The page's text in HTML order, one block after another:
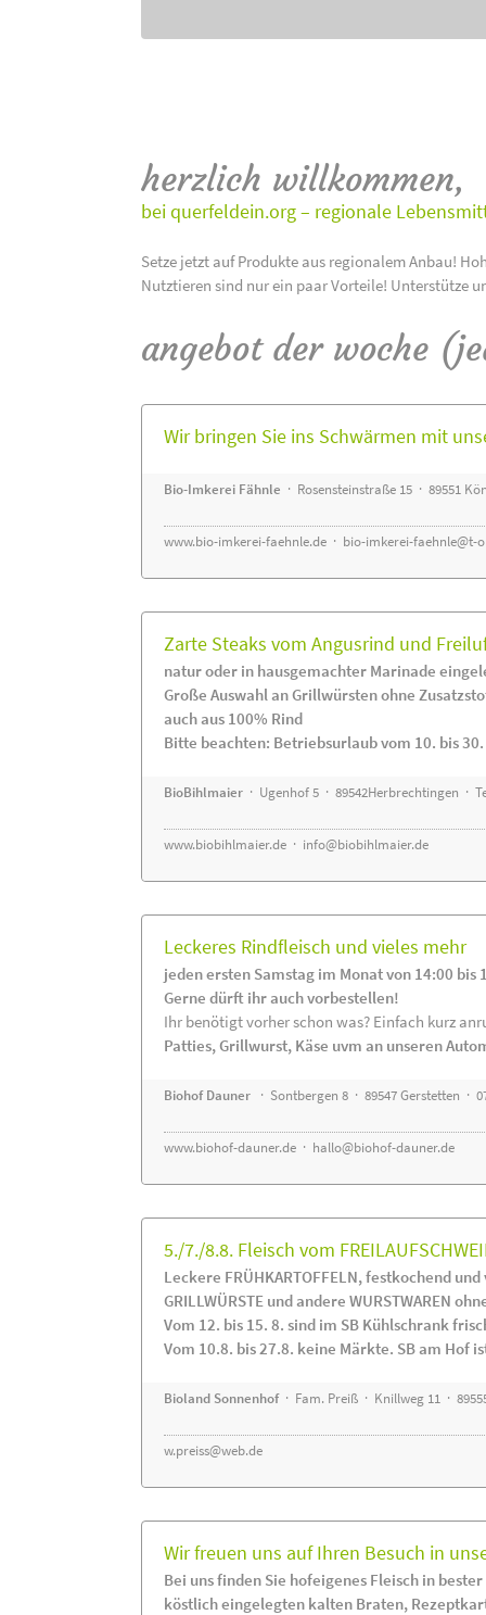
herzlich willkommen,
bei querfeldein.org – regionale
Setze jetzt auf Produkte aus regionalem Anbau!
Nutztieren sind nur ein paar Vorteile! Unterstütze
angebot der woche
Wir bringen Sie ins Schwärmen mit
Bio-Imkerei Fähnle · Rosensteinstraße 15 · 89551
www.bio-imkerei-faehnle.de · bio-imkerei-faehnle@t-
Zarte Steaks vom Angusrind und
natur oder in hausgemachter Marinade
Große Auswahl an Grillwürsten ohne
auch aus 100% Rind
Bitte beachten: Betriebsurlaub vom 10. bis
BioBihlmaier · Ugenhof 5 · 89542Herbrechtingen ·
www.biobihlmaier.de · info@biobihlmaier.de
Leckeres Rindfleisch und vieles mehr
jeden ersten Samstag im Monat von 14:00 bis
Gerne dürft ihr auch vorbestellen!
Ihr benötigt vorher schon was? Einfach kurz
Patties, Grillwurst, Käse uvm an unseren
Biohof Dauner · Sontbergen 8 · 89547 Gerstetten ·
www.biohof-dauner.de · hallo@biohof-dauner.de
5./7./8.8. Fleisch vom
Leckere FRÜHKARTOFFELN, festkochend
GRILLWÜRSTE und andere WURSTWAREN
Vom 12. bis 15. 8. sind im SB Kühlschrank
Vom 10.8. bis 27.8. keine Märkte. SB am Hof
Bioland Sonnenhof· Fam. Preiß · Knillweg 11 ·
w.preiss@web.de
Wir freuen uns auf Ihren Besuch in
Bei uns finden Sie hofeigenes Fleisch in
köstlich eingelegten kalten Braten,